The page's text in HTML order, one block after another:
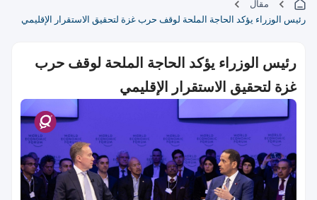
مقال
رئيس الوزراء يؤكد الحاجة الملحة لوقف حرب غزة لتحقيق الاستقرار الإقليمي
رئيس الوزراء يؤكد الحاجة الملحة لوقف حرب
غزة لتحقيق الاستقرار الإقليمي